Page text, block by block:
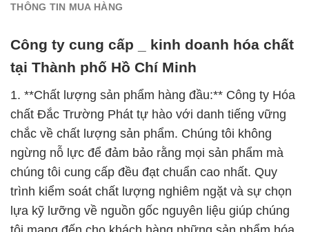
THÔNG TIN MUA HÀNG
Công ty cung cấp _ kinh doanh hóa chất
tại Thành phố Hồ Chí Minh
1. **Chất lượng sản phẩm hàng đầu:** Công ty Hóa
chất Đắc Trường Phát tự hào với danh tiếng vững
chắc về chất lượng sản phẩm. Chúng tôi không
ngừng nỗ lực để đảm bảo rằng mọi sản phẩm mà
chúng tôi cung cấp đều đạt chuẩn cao nhất. Quy
trình kiểm soát chất lượng nghiêm ngặt và sự chọn
lựa kỹ lưỡng về nguồn gốc nguyên liệu giúp chúng